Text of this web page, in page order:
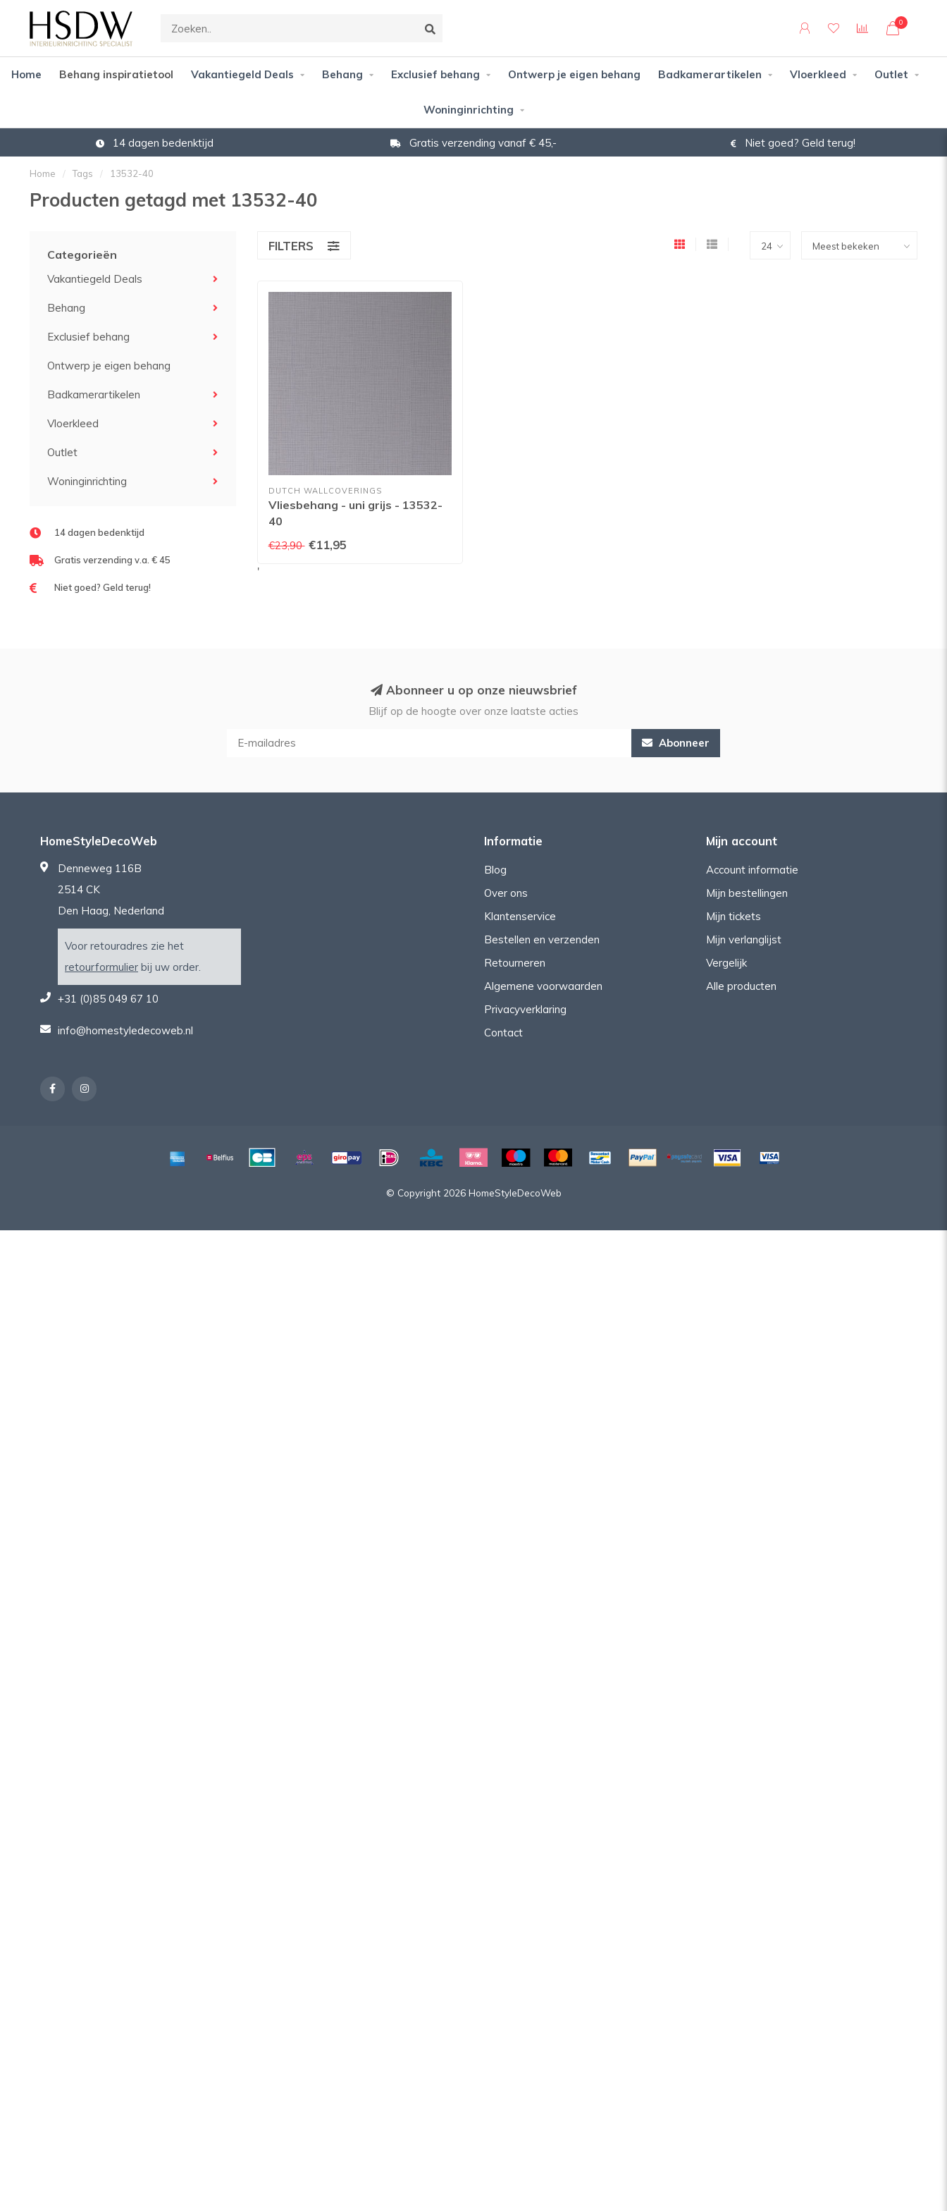
0
Home Behang inspiratietool Vakantiegeld Deals Behang Exclusief behang Ontwerp je eigen behang Badkamerartikelen Vloerkleed Outlet
Woninginrichting
14 dagen bedenktijd Gratis verzending vanaf € 45,- Niet goed? Geld terug!
Home / Tags / 13532-40
Producten getagd met 13532-40
Categorieën
Vakantiegeld Deals
Behang
Exclusief behang
Ontwerp je eigen behang
Badkamerartikelen
Vloerkleed
Outlet
Woninginrichting
14 dagen bedenktijd
Gratis verzending v.a. € 45
Niet goed? Geld terug!
FILTERS
DUTCH WALLCOVERINGS
Vliesbehang - uni grijs - 13532-
40
€23,90 €11,95
'
Abonneer u op onze nieuwsbrief
Blijf op de hoogte over onze laatste acties
Abonneer
HomeStyleDecoWeb
Denneweg 116B
2514 CK
Den Haag, Nederland
Voor retouradres zie het
retourformulier bij uw order.
+31 (0)85 049 67 10
info@homestyledecoweb.nl
Informatie
Blog
Over ons
Klantenservice
Bestellen en verzenden
Retourneren
Algemene voorwaarden
Privacyverklaring
Contact
Mijn account
Account informatie
Mijn bestellingen
Mijn tickets
Mijn verlanglijst
Vergelijk
Alle producten
© Copyright 2026 HomeStyleDecoWeb